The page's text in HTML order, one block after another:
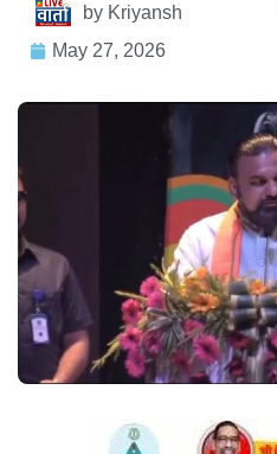
by Kriyansh
May 27, 2026